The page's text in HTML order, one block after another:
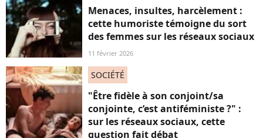
Menaces, insultes, harcèlement :
cette humoriste témoigne du sort
des femmes sur les réseaux sociaux
11 février 2026
SOCIÉTÉ
"Être fidèle à son conjoint/sa
conjointe, c’est antiféministe ?" :
sur les réseaux sociaux, cette
question fait débat